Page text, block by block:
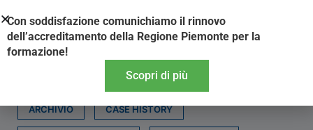
al
contenuto
ARCHIVIO CASE HISTORY
Con soddisfazione comunichiamo il rinnovo
dell’accreditamento della Regione Piemonte per la
formazione!
Scopri di più